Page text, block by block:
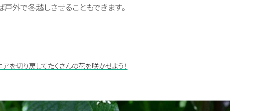
外で冬越しさせることもできます。
を切り戻してたくさんの花を咲かせよう！